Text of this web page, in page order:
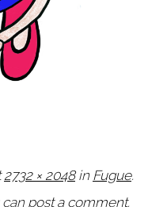
2732 × 2048in Fugue.
canpost a comment.